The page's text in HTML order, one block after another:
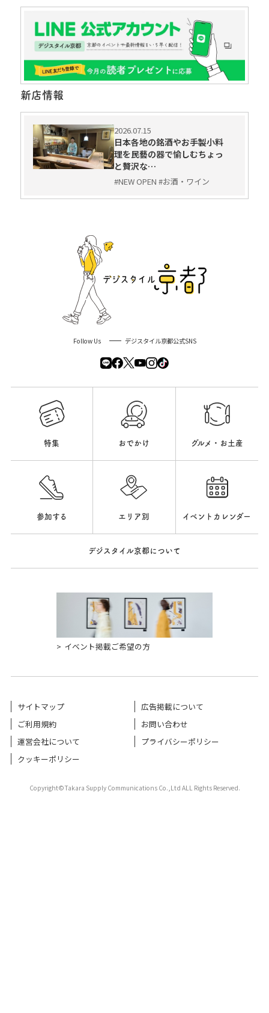
新店情報
2026.07.15
日本各地の銘酒やお手製小料
理を民藝の器で愉しむちょっ
と贅沢な…
#NEW OPEN #お酒・ワイン
Follow Us デジスタイル京都公式SNS
特集 おでかけ グルメ・お土産
参加する エリア別 イベントカレンダー
デジスタイル京都について
イベント掲載ご希望の方
サイトマップ
広告掲載について
ご利用規約
お問い合わせ
運営会社について
プライバシーポリシー
クッキーポリシー
Copyright©Takara Supply Communications Co.,Ltd ALL Rights Reserved.